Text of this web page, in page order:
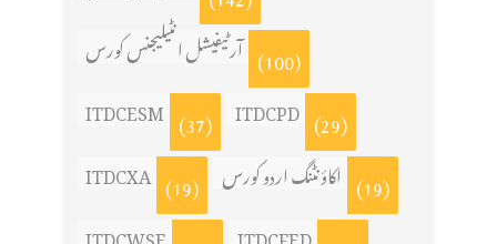
آرٹیفیشل انٹیلیجنس کورس (100)
ITDCESM (37) ITDCPD (29)
ITDCXA (19) اکاؤنٹنگ اردو کورس (19)